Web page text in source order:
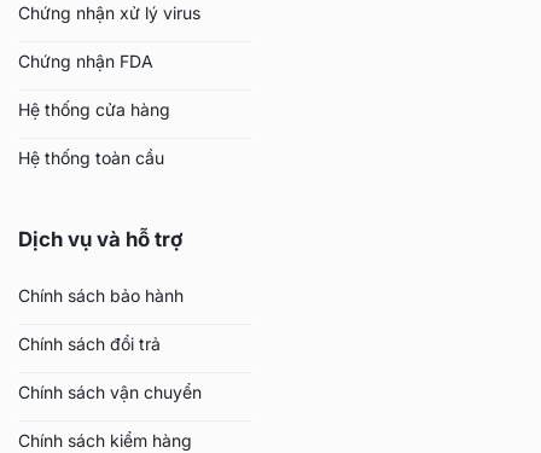
Chứng nhận xử lý virus
Chứng nhận FDA
Hệ thống cửa hàng
Hệ thống toàn cầu
Dịch vụ và hỗ trợ
Chính sách bảo hành
Chính sách đổi trả
Chính sách vận chuyển
Chính sách kiểm hàng